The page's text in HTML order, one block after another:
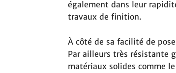
également dans leur
travaux de finition.
À côté de sa facilité de
Par ailleurs très résistante
matériaux solides comme